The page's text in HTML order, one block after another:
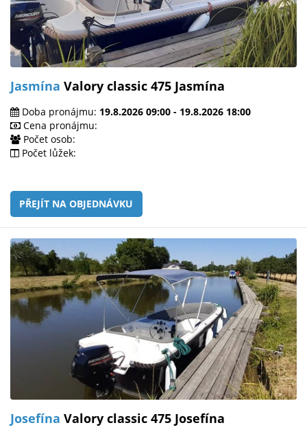
Jasmína Valory classic 475 Jasmína
Doba pronájmu: 19.8.2026 09:00 - 19.8.2026 18:00
Cena pronájmu:
Počet osob:
Počet lůžek:
PŘEJÍT NA OBJEDNÁVKU
Josefína Valory classic 475 Josefína